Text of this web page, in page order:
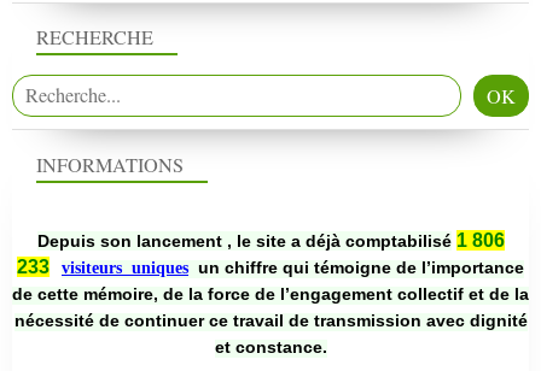
RECHERCHE
INFORMATIONS
Depuis son lancement , le site a déjà comptabilisé 1 806
233
visiteurs uniques un chiffre qui témoigne de l’importance
de cette mémoire, de la force de l’engagement collectif et de la
nécessité de continuer ce travail de transmission avec dignité
et constance.